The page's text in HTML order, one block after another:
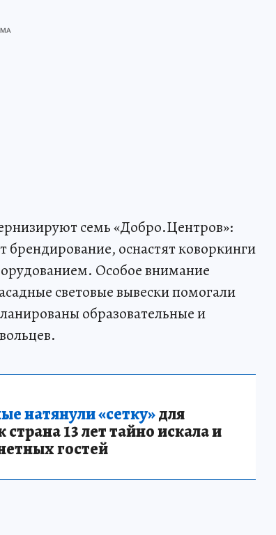
семь «Добро.Центров»:
оснастят коворкинги
Особое внимание
световые вывески помогали
образовательные и
натянули «сетку»для
13 лет тайно искала и
гостей